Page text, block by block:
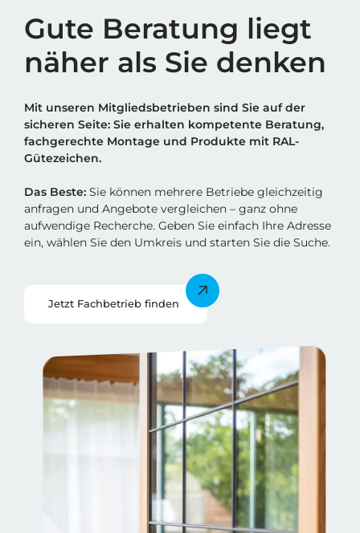
Gute Beratung liegt
näher als Sie denken
Mit unseren Mitgliedsbetrieben sind Sie auf der
sicheren Seite: Sie erhalten kompetente Beratung,
fachgerechte Montage und Produkte mit RAL-
Gütezeichen.
Das Beste: Sie können mehrere Betriebe gleichzeitig
anfragen und Angebote vergleichen – ganz ohne
aufwendige Recherche. Geben Sie einfach Ihre Adresse
ein, wählen Sie den Umkreis und starten Sie die Suche.
Jetzt Fachbetrieb finden